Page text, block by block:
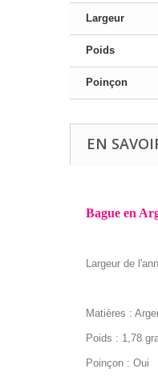
Largeur
Poids
Poinçon
EN
Bague en
Largeur de
Matières :
Poids : 1,78
Poinçon : Oui